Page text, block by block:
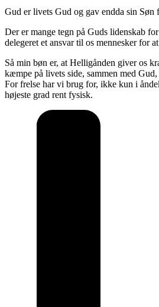
Gud er livets Gud og gav endda sin Søn
Der er mange tegn på Guds lidenskab
delegeret et ansvar til os mennesker for
Så min bøn er, at Helligånden giver os
kæmpe på livets side, sammen med
For frelse har vi brug for, ikke kun i
højeste grad rent fysisk.